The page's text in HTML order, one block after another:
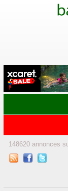
148620 annonces